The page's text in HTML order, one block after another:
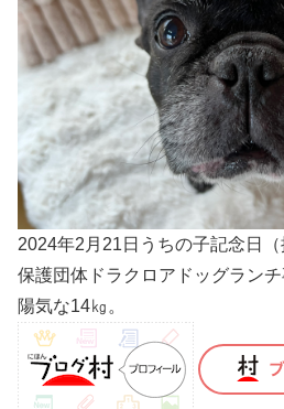
2024年2月21日うちの子記念日（
保護団体ドラクロアドッグラン
陽気な14㎏。